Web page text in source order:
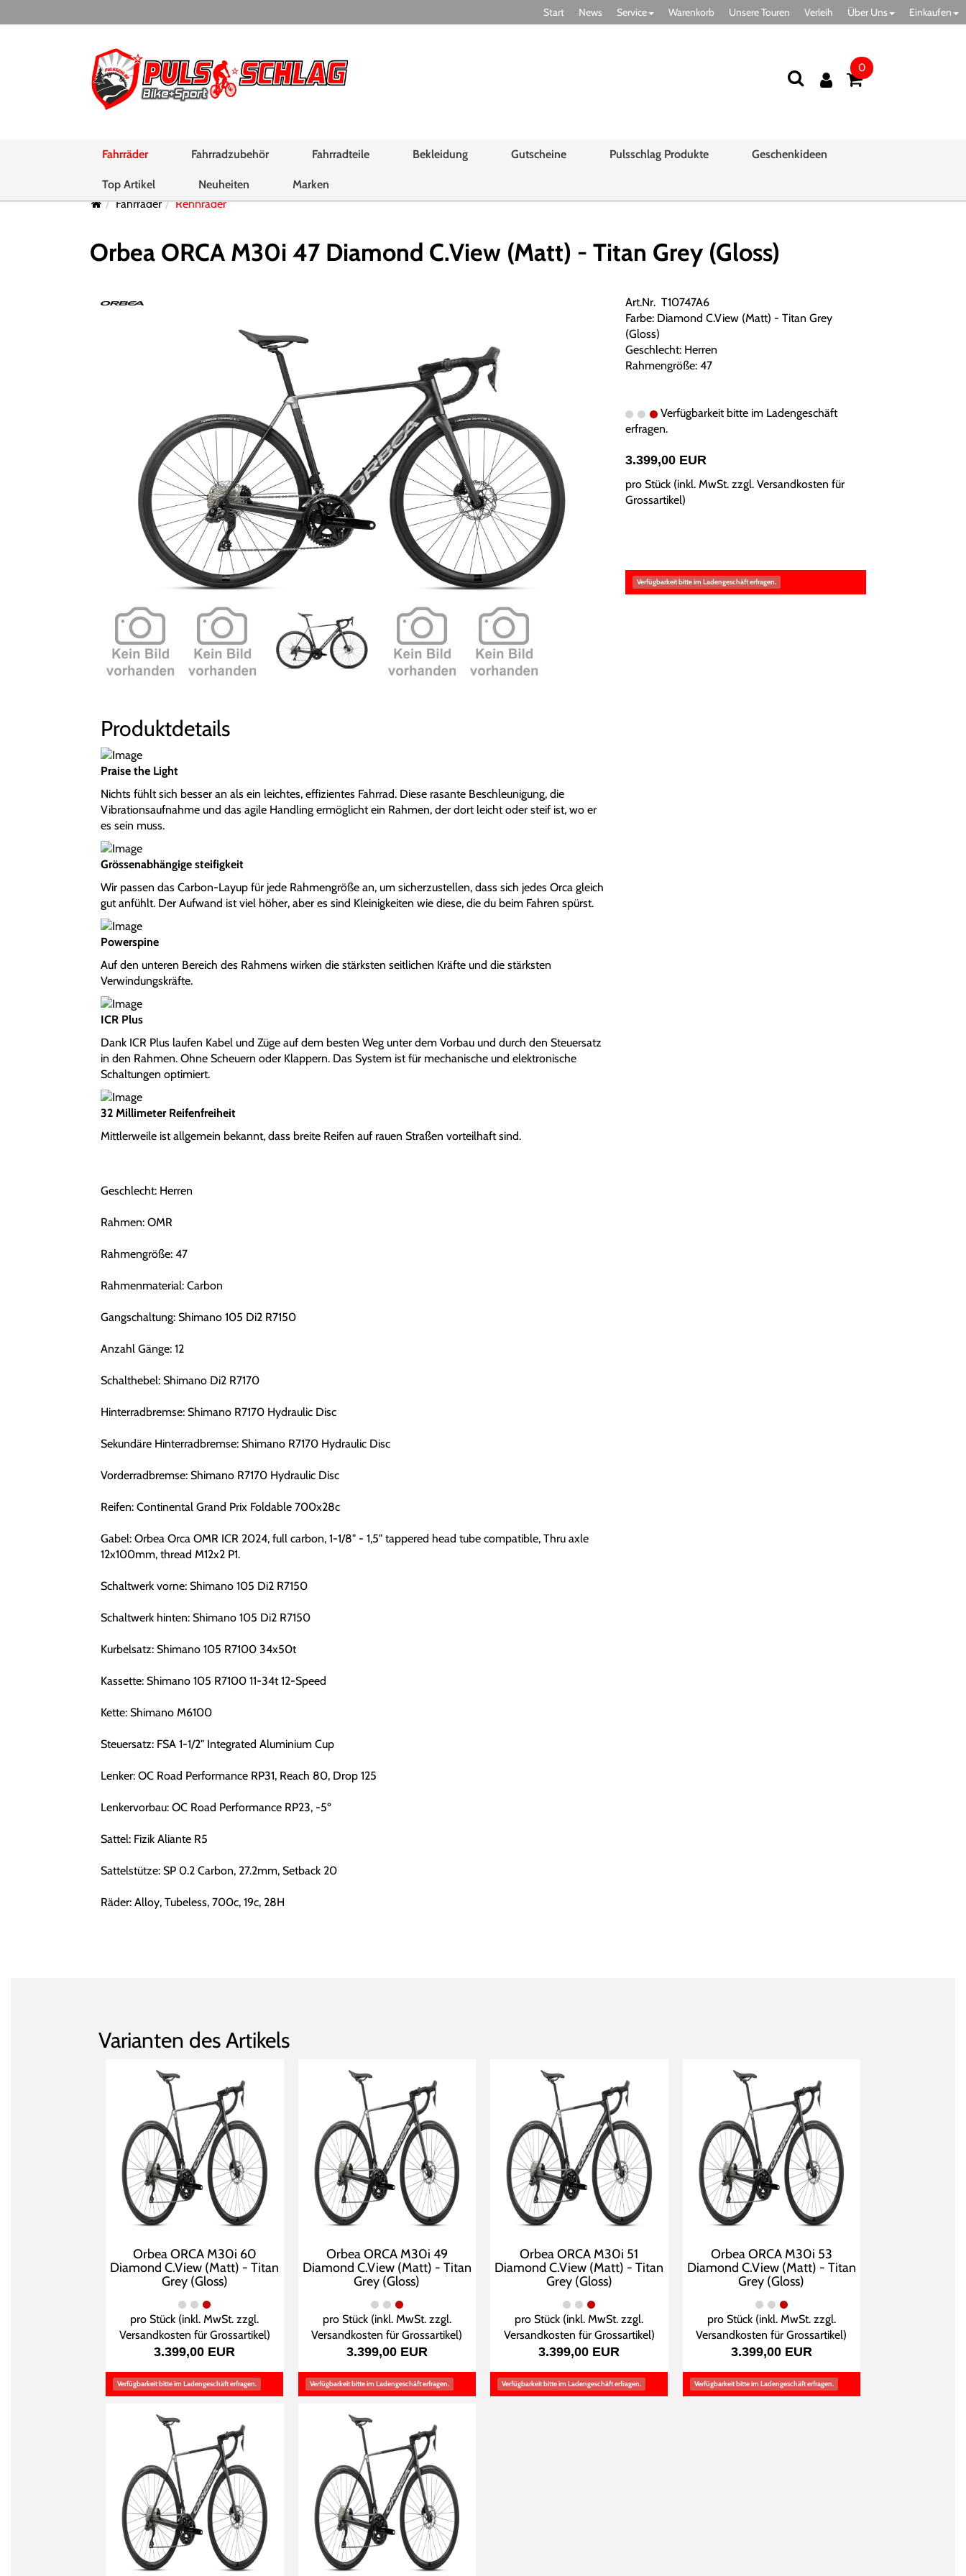
Start News Service Warenkorb Unsere Touren Verleih Über Uns Einkaufen
0
Fahrräder Fahrradzubehör Fahrradteile Bekleidung Gutscheine Pulsschlag Produkte Geschenkideen
Top Artikel Neuheiten
Marken
Fahrräder
Rennräder
Orbea ORCA M30i 47 Diamond C.View (Matt) - Titan Grey (Gloss)
Produktdetails
Praise the Light
Nichts fühlt sich besser an als ein leichtes, effizientes Fahrrad. Diese rasante Beschleunigung, die
Vibrationsaufnahme und das agile Handling ermöglicht ein Rahmen, der dort leicht oder steif ist, wo er
es sein muss.
Grössenabhängige steifigkeit
Wir passen das Carbon-Layup für jede Rahmengröße an, um sicherzustellen, dass sich jedes Orca gleich
gut anfühlt. Der Aufwand ist viel höher, aber es sind Kleinigkeiten wie diese, die du beim Fahren spürst.
Powerspine
Auf den unteren Bereich des Rahmens wirken die stärksten seitlichen Kräfte und die stärksten
Verwindungskräfte.
ICR Plus
Dank ICR Plus laufen Kabel und Züge auf dem besten Weg unter dem Vorbau und durch den Steuersatz
in den Rahmen. Ohne Scheuern oder Klappern. Das System ist für mechanische und elektronische
Schaltungen optimiert.
32 Millimeter Reifenfreiheit
Mittlerweile ist allgemein bekannt, dass breite Reifen auf rauen Straßen vorteilhaft sind.
Geschlecht: Herren
Rahmen: OMR
Rahmengröße: 47
Rahmenmaterial: Carbon
Gangschaltung: Shimano 105 Di2 R7150
Anzahl Gänge: 12
Schalthebel: Shimano Di2 R7170
Hinterradbremse: Shimano R7170 Hydraulic Disc
Sekundäre Hinterradbremse: Shimano R7170 Hydraulic Disc
Vorderradbremse: Shimano R7170 Hydraulic Disc
Reifen: Continental Grand Prix Foldable 700x28c
Gabel: Orbea Orca OMR ICR 2024, full carbon, 1-1/8" - 1,5" tappered head tube compatible, Thru axle
12x100mm, thread M12x2 P1.
Schaltwerk vorne: Shimano 105 Di2 R7150
Schaltwerk hinten: Shimano 105 Di2 R7150
Kurbelsatz: Shimano 105 R7100 34x50t
Kassette: Shimano 105 R7100 11-34t 12-Speed
Kette: Shimano M6100
Steuersatz: FSA 1-1/2" Integrated Aluminium Cup
Lenker: OC Road Performance RP31, Reach 80, Drop 125
Lenkervorbau: OC Road Performance RP23, -5º
Sattel: Fizik Aliante R5
Sattelstütze: SP 0.2 Carbon, 27.2mm, Setback 20
Räder: Alloy, Tubeless, 700c, 19c, 28H
Art.Nr. T10747A6
Farbe: Diamond C.View (Matt) - Titan Grey
(Gloss)
Geschlecht: Herren
Rahmengröße: 47
Verfügbarkeit bitte im Ladengeschäft
erfragen.
3.399,00 EUR
pro Stück (inkl. MwSt. zzgl. Versandkosten für
Grossartikel)
Verfügbarkeit bitte im Ladengeschäft erfragen.
Varianten des Artikels
Orbea ORCA M30i 60
Diamond C.View (Matt) - Titan
Grey (Gloss)
pro Stück (inkl. MwSt. zzgl.
Versandkosten für Grossartikel)
3.399,00 EUR
Verfügbarkeit bitte im Ladengeschäft erfragen.
Orbea ORCA M30i 49
Diamond C.View (Matt) - Titan
Grey (Gloss)
pro Stück (inkl. MwSt. zzgl.
Versandkosten für Grossartikel)
3.399,00 EUR
Verfügbarkeit bitte im Ladengeschäft erfragen.
Orbea ORCA M30i 51
Diamond C.View (Matt) - Titan
Grey (Gloss)
pro Stück (inkl. MwSt. zzgl.
Versandkosten für Grossartikel)
3.399,00 EUR
Verfügbarkeit bitte im Ladengeschäft erfragen.
Orbea ORCA M30i 53
Diamond C.View (Matt) - Titan
Grey (Gloss)
pro Stück (inkl. MwSt. zzgl.
Versandkosten für Grossartikel)
3.399,00 EUR
Verfügbarkeit bitte im Ladengeschäft erfragen.